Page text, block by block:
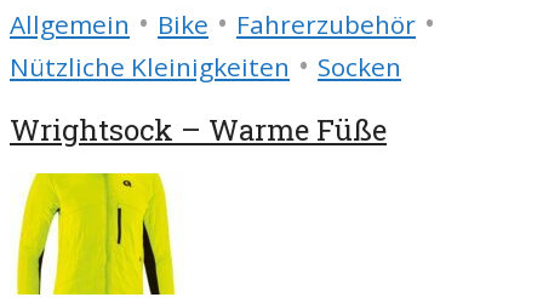
Allgemein • Bike • Fahrerzubehör •
Nützliche Kleinigkeiten • Socken
Wrightsock – Warme Füße